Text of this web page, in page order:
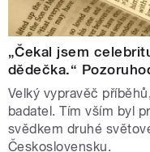
„Čekal jsem
dědečka.“
Velký vypravěč
badatel. Tím vším byl
svědkem druhé
Československu.